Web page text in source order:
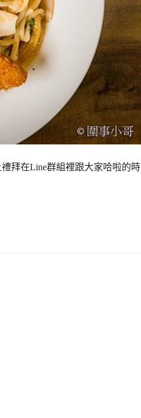
拜在Line群組裡跟大家哈啦的時